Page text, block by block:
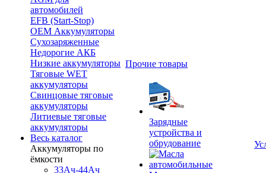
автомобилей
EFB (Start-Stop)
OEM Аккумуляторы
Сухозаряженные
Недорогие АКБ
Низкие аккумуляторы
Тяговые WET
аккумуляторы
Свинцовые тяговые
аккумуляторы
Литиевые тяговые
аккумуляторы
Весь каталог
Аккумуляторы по
ёмкости
33Ач-44Ач
Прочие товары
Зарядные
устройства и
обрудование